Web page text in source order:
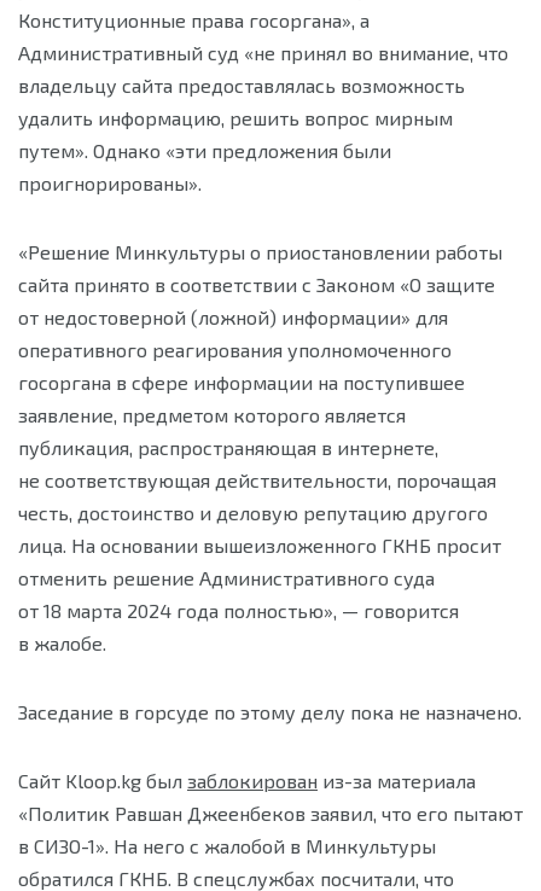
Конституционные права госоргана», а
Административный суд «не принял во внимание, что
владельцу сайта предоставлялась возможность
удалить информацию, решить вопрос мирным
путем». Однако «эти предложения были
проигнорированы».
«Решение Минкультуры о приостановлении работы
сайта принято в соответствии с Законом «О защите
от недостоверной (ложной) информации» для
оперативного реагирования уполномоченного
госоргана в сфере информации на поступившее
заявление, предметом которого является
публикация, распространяющая в интернете,
не соответствующая действительности, порочащая
честь, достоинство и деловую репутацию другого
лица. На основании вышеизложенного ГКНБ просит
отменить решение Административного суда
от 18 марта 2024 года полностью», — говорится
в жалобе.
Заседание в горсуде по этому делу пока не назначено.
Сайт Kloop.kg был заблокирован из-за материала
«Политик Равшан Джеенбеков заявил, что его пытают
в СИЗО-1». На него с жалобой в Минкультуры
обратился ГКНБ. В спецслужбах посчитали, что